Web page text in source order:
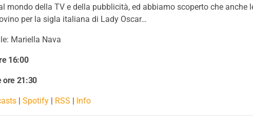
mondo della TV e della pubblicità, ed abbiamo scoperto che anche
per la sigla italiana di Lady Oscar…
Mariella Nava
16:00
ore 21:30
| Spotify | RSS | Info